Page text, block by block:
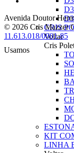
CRIS
Voltar
Cris
KIT
LINHA
Avenida Doutor
© 2026 Cris Mazzer
11.613.018/0001-85
Usamos